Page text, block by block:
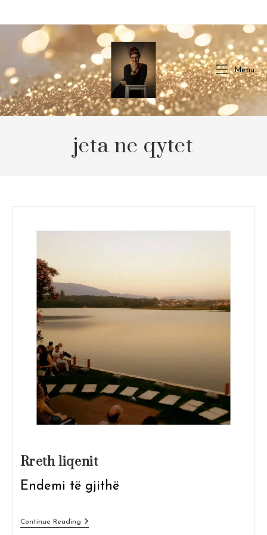
content
Menu
jeta ne qytet
Rreth liqenit
Endemi të gjithë
Continue ReadingRreth